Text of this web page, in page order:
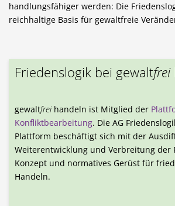
handlungsfähiger werden: Die
reichhaltige Basis für gewaltfreie
Friedenslogik bei gewaltfrei
gewaltfrei handeln ist Mitglied der
Konfliktbearbeitung. Die AG
Plattform beschäftigt sich mit der
Weiterentwicklung und Verbreitung der
Konzept und normatives Gerüst für
Handeln.